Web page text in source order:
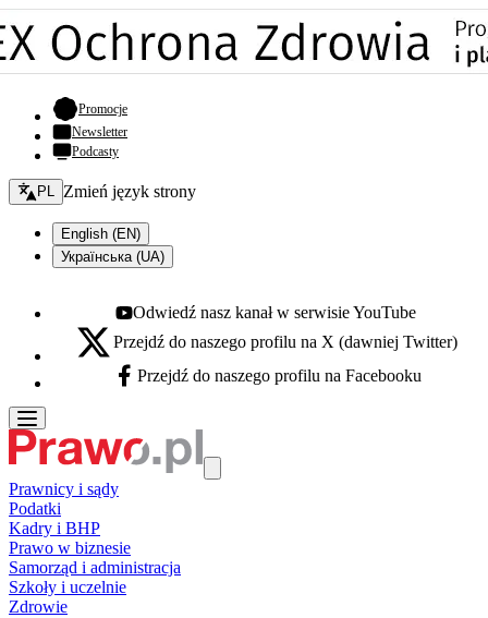
Promocje- otwiera się w nowej karcie
Newsletter
Podcasty
Zmień język - bieżący:
PL Zmień język strony
English (EN)
Українська (UA)
Youtube - otwiera się w nowej karcie
Odwiedź nasz kanał w serwisie YouTube
X - otwiera się w nowej karcie
Przejdź do naszego profilu na X (dawniej Twitter)
Facebook - otwiera się w nowej karcie
Przejdź do naszego profilu na Facebooku
Prawnicy i sądy
Podatki
Kadry i BHP
Prawo w biznesie
Samorząd i administracja
Szkoły i uczelnie
Zdrowie